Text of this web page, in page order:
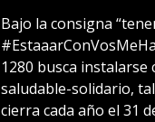
Bajo la consigna
1280 busca
saludable-solidario,
cierra cada año el 31